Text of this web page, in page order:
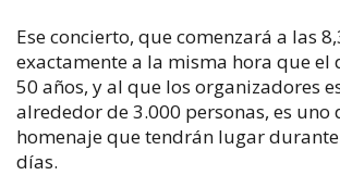
Ese concierto, que comenzará a las
exactamente a la misma hora que el
50 años, y al que los organizadores
alrededor de 3.000 personas, es uno
homenaje que tendrán lugar
días.